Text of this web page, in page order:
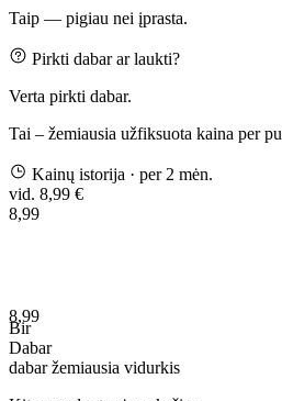
Taip — pigiau nei įprasta.
Pirkti dabar ar laukti?
Verta pirkti dabar.
Tai – žemiausia užfiksuota kaina per
Kainų istorija · per 2 mėn.
vid. 8,99 €
8,99
8,99
Bir
Dabar
dabaržemiausia vidurkis